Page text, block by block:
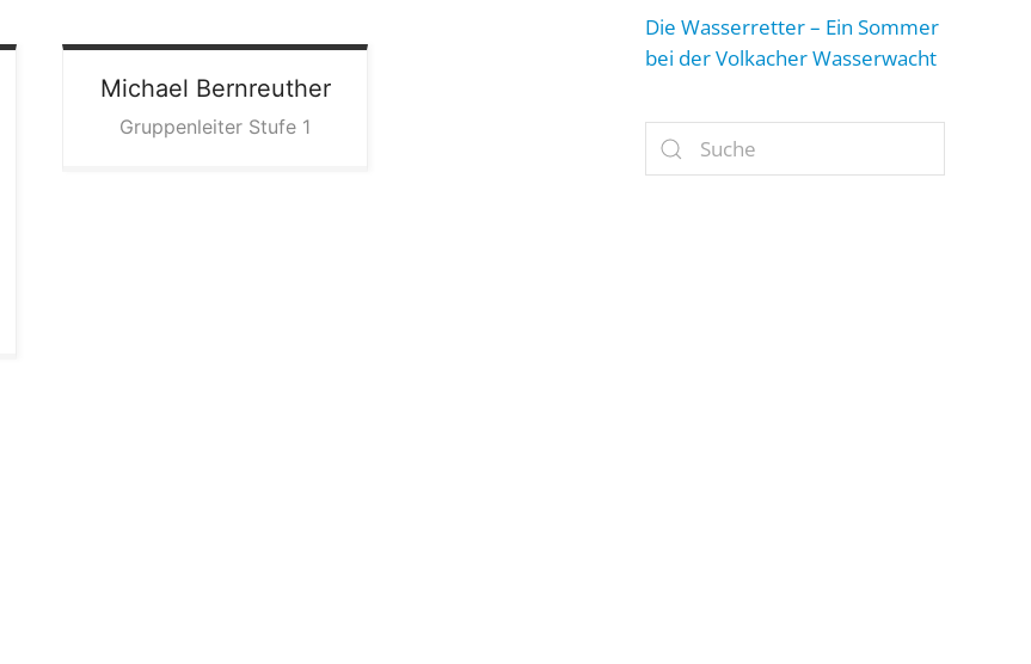
Michael Bernreuther
Gruppenleiter Stufe 1
Die Wasserretter – Ein Sommer
bei der Volkacher Wasserwacht